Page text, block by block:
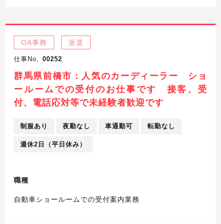
OA事務 派遣
仕事No, 00252
群馬県前橋市：人気のカーディーラー ショ
ールームでの受付のお仕事です 接客、受
付、電話応対等で未経験者歓迎です
制服あり 夜勤なし 車通勤可 転勤なし
週休2日（平日休み）
職種
自動車ショールームでの受付案内業務